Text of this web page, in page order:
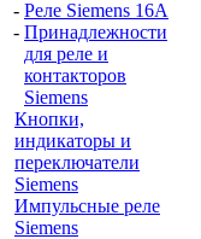
- Реле Siemens 16A
- Принадлежности
для реле и
контакторов
Siemens
Кнопки,
индикаторы и
переключатели
Siemens
Импульсные реле
Siemens